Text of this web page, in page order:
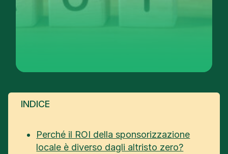
INDICE
Perché il ROI della sponsorizzazione
locale è diverso dagli altristo zero?